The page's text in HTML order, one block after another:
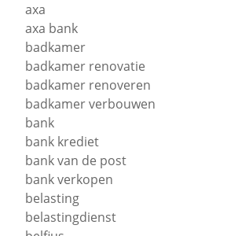
axa
axa bank
badkamer
badkamer renovatie
badkamer renoveren
badkamer verbouwen
bank
bank krediet
bank van de post
bank verkopen
belasting
belastingdienst